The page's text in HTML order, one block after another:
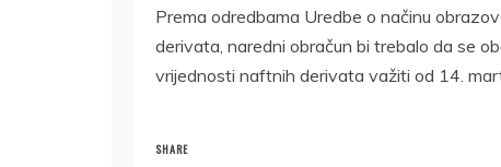
Prema odredbama Uredbe o načinu
derivata, naredni obračun bi trebalo da se
vrijednosti naftnih derivata važiti od 14.
SHARE